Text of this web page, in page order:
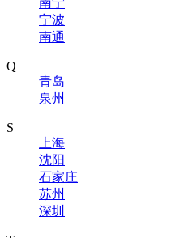
宁波
南通
Q
青岛
泉州
S
上海
沈阳
石家庄
苏州
深圳